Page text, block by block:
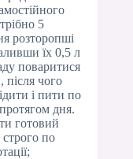
5
розторопші
їх 0,5 л
поваритися
після чого
і пити по
дня.
готовий
строго по